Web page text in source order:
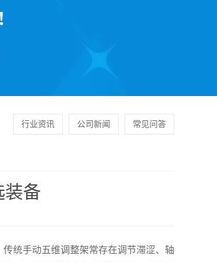
行业资讯 公司新闻 常见问答
装备
统手动五维调整架常存在调节滞涩、轴